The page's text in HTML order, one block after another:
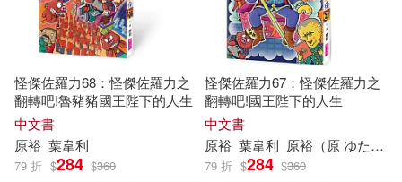
作者 (可複選)
原裕(159) （日）原裕(36)
岩原裕二(30) 竹原慎二(16)
怪傑佐羅力68：怪傑佐羅力之
翻轉吧!魯豬豬國王陛下的人生
中文書
原裕 葉韋利
79 折 $284 $360
怪傑佐羅力67：怪傑佐羅力之
翻轉吧!國王陛下的人生
中文書
原裕 葉韋利 原裕 （原 ゆたか）
79 折 $284 $360